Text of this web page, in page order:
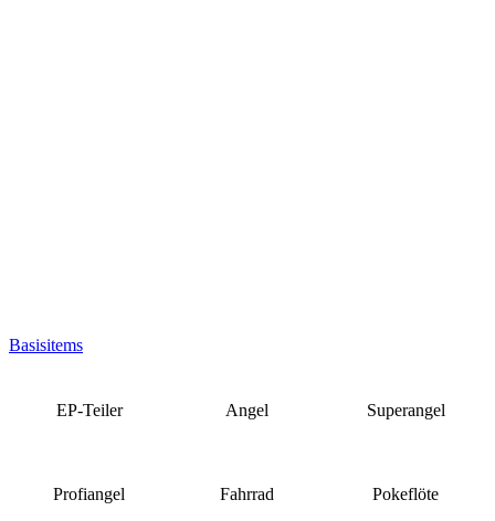
Basisitems
EP-Teiler Angel Superangel
Profiangel Fahrrad Pokeflöte